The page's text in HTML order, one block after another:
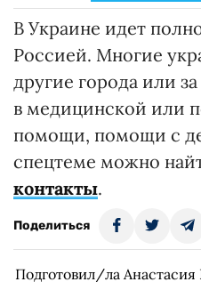
В Украине идет
Россией. Многие
другие города или
в медицинской или
помощи, помощи с
спецтеме можно
контакты.
Поделиться
Подготовил/ла Анастасия